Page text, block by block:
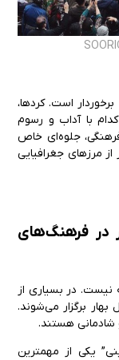
است. کردها،
کدام با آداب و رسوم
جلوه‌ای خاص
مرزهای جغرافیایی
در فرهنگ‌های
نیست. در بسیاری از
برگزار می‌شوند.
شادمانی هستند.
یکی از مهمترین